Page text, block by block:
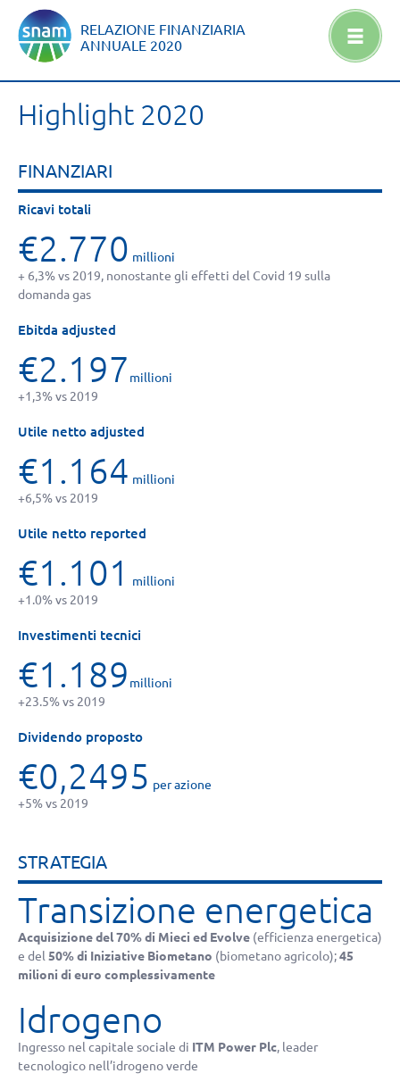
RELAZIONE FINANZIARIA
ANNUALE 2020
Highlight 2020
FINANZIARI
Ricavi totali
€2.770 millioni
+ 6,3% vs 2019, nonostante gli effetti del Covid 19 sulla
domanda gas
Ebitda adjusted
€2.197 millioni
+1,3% vs 2019
Utile netto adjusted
€1.164 millioni
+6,5% vs 2019
Utile netto reported
€1.101
millioni
+1.0% vs 2019
Investimenti tecnici
€1.189 millioni
+23.5% vs 2019
Dividendo proposto
€0,2495 per azione
+5% vs 2019
STRATEGIA
Transizione energetica
Acquisizione del 70% di Mieci ed Evolve (efficienza energetica)
e del 50% di Iniziative Biometano (biometano agricolo);45
milioni di euro complessivamente
Idrogeno
Ingresso nel capitale sociale di ITM Power Plc, leader
tecnologico nell’idrogeno verde